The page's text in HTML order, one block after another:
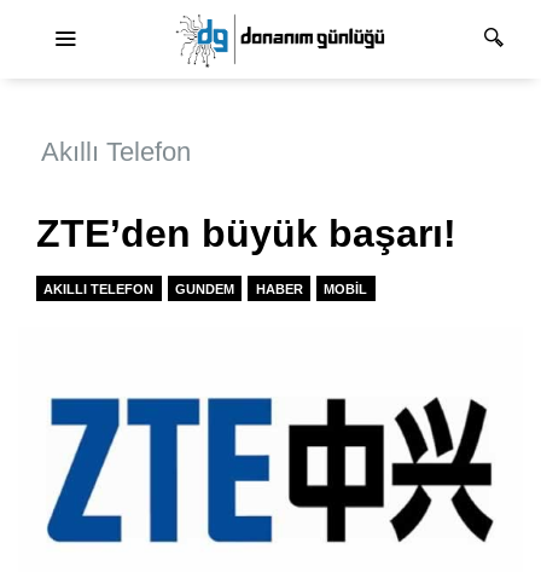
Akıllı Telefon
ZTE’den büyük başarı!
AKILLI TELEFON GUNDEM HABER MOBIL